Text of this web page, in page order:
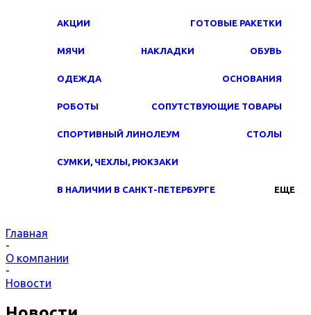
АКЦИИ ГОТОВЫЕ РАКЕТКИ
МЯЧИ НАКЛАДКИ ОБУВЬ
ОДЕЖДА ОСНОВАНИЯ
РОБОТЫ СОПУТСТВУЮЩИЕ ТОВАРЫ
СПОРТИВНЫЙ ЛИНОЛЕУМ СТОЛЫ
СУМКИ, ЧЕХЛЫ, РЮКЗАКИ
В НАЛИЧИИ В САНКТ-ПЕТЕРБУРГЕ ЕЩЕ
Главная
-
О компании
-
Новости